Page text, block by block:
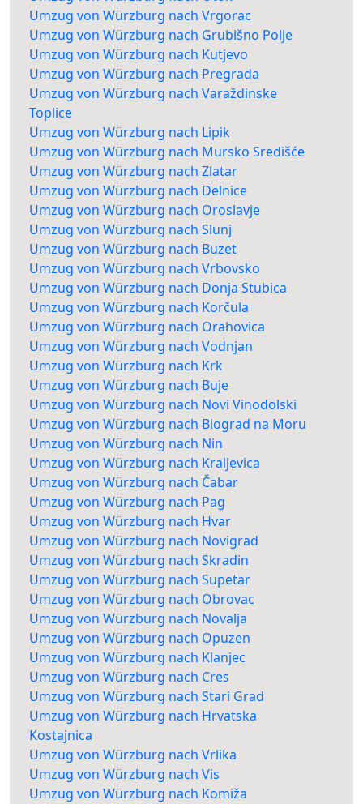
Umzug von Würzburg nach Vrgorac
Umzug von Würzburg nach Grubišno Polje
Umzug von Würzburg nach Kutjevo
Umzug von Würzburg nach Pregrada
Umzug von Würzburg nach Varaždinske
Toplice
Umzug von Würzburg nach Lipik
Umzug von Würzburg nach Mursko Središće
Umzug von Würzburg nach Zlatar
Umzug von Würzburg nach Delnice
Umzug von Würzburg nach Oroslavje
Umzug von Würzburg nach Slunj
Umzug von Würzburg nach Buzet
Umzug von Würzburg nach Vrbovsko
Umzug von Würzburg nach Donja Stubica
Umzug von Würzburg nach Korčula
Umzug von Würzburg nach Orahovica
Umzug von Würzburg nach Vodnjan
Umzug von Würzburg nach Krk
Umzug von Würzburg nach Buje
Umzug von Würzburg nach Novi Vinodolski
Umzug von Würzburg nach Biograd na Moru
Umzug von Würzburg nach Nin
Umzug von Würzburg nach Kraljevica
Umzug von Würzburg nach Čabar
Umzug von Würzburg nach Pag
Umzug von Würzburg nach Hvar
Umzug von Würzburg nach Novigrad
Umzug von Würzburg nach Skradin
Umzug von Würzburg nach Supetar
Umzug von Würzburg nach Obrovac
Umzug von Würzburg nach Novalja
Umzug von Würzburg nach Opuzen
Umzug von Würzburg nach Klanjec
Umzug von Würzburg nach Cres
Umzug von Würzburg nach Stari Grad
Umzug von Würzburg nach Hrvatska
Kostajnica
Umzug von Würzburg nach Vrlika
Umzug von Würzburg nach Vis
Umzug von Würzburg nach Komiža